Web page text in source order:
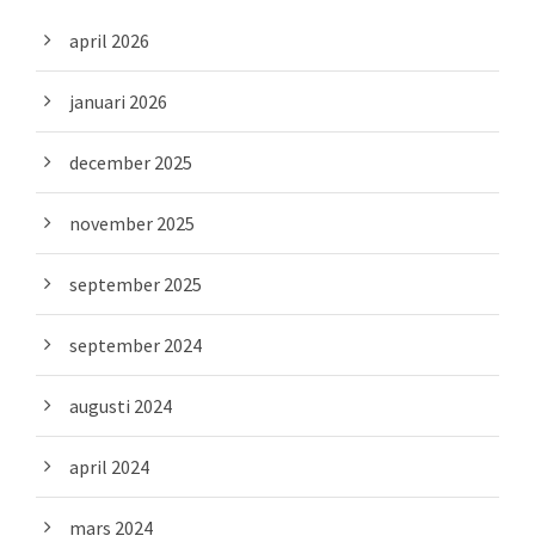
april 2026
januari 2026
december 2025
november 2025
september 2025
september 2024
augusti 2024
april 2024
mars 2024